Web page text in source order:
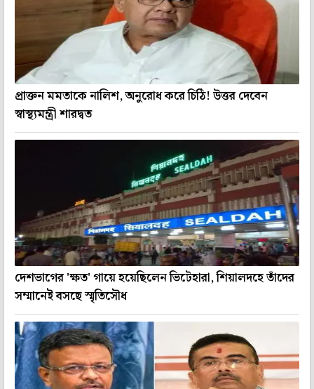
প্রাক্তন মমতাকে নালিশ, অনুরোধ করে চিঠি! উত্তর দেবেন
স্বাস্থ্যমন্ত্রী শারদ্বত
দেশভাগের 'ক্ষত' গায়ে হয়েছিলেন ভিটেহারা, শিয়ালদহে তাঁদের
সম্মানেই বসছে স্মৃতিসৌধ